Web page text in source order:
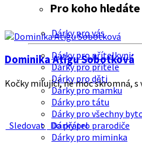
Pro koho
Dárky pro vás
Dárky pro přítelkyni
Dárky pro přítele
Dárky pro děti
Dárky pro mamku
Dárky pro tátu
Dárky pro všechny
Dárky pro prarodiče
Dárky pro miminka
Dominika Atigu Sobotková
Kočky milující, ne moc skromná, s
Sledovat Do přátel